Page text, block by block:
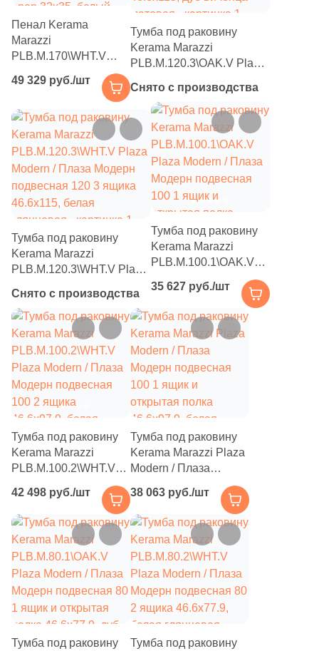
Пенал Kerama
Marazzi
PLB.M.170\WHT.V
Plaza Modern / Плаза
Модерн подвесной
170 2 дверцы Push-to-
open 32x35, белый
глянцевый
49 329 руб./шт
Тумба под раковину
Kerama Marazzi
PLB.M.120.3\OAK.V Plaza
подвесная 120 3 ящика
46.6x115, дуб виченца
матовая
Снято с производства
Тумба под раковину
Kerama Marazzi
PLB.M.120.3\WHT.V Plaza
подвесная 120 3 ящика
46.6x115, белая
глянцевая
Снято с производства
Тумба под раковину
Kerama Marazzi
PLB.M.100.1\OAK.V
Plaza Modern / Плаза
Модерн подвесная
100 1 ящик и
открытая полка
46.6x97.9, дуб
виченца матовая
35 627 руб./шт
Тумба под раковину
Kerama Marazzi
PLB.M.100.2\WHT.V
Plaza Modern / Плаза
Модерн подвесная
100 2 ящика
46.6x97.9, белая
глянцевая
42 498 руб./шт
Тумба под раковину
Kerama Marazzi Plaza
Modern / Плаза
Модерн подвесная
100 1 ящик и
открытая полка
46.6x97.9, белая
глянцевая
38 063 руб./шт
Тумба под раковину
Тумба под раковину